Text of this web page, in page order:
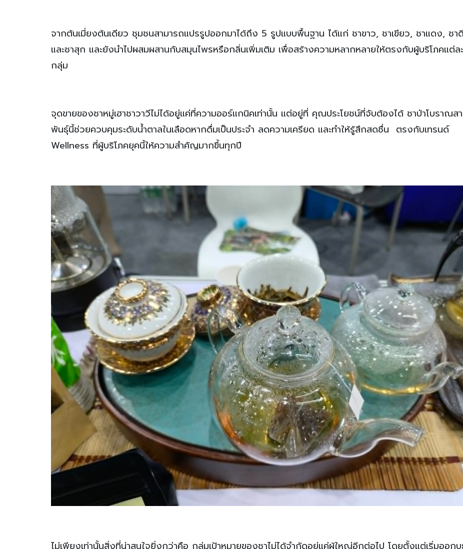
จากต้นเมี่ยงต้นเดียว ชุมชนสามารถแปรรูปออกมาได้ถึง 5 รูปแบบพื้นฐาน ได้แก่ ชาขาว, ชาเขียว, ชาแดง, ชาดิบ
และชาสุก และยังนำไปผสมผสานกับสมุนไพรหรือกลิ่นเพิ่มเติม เพื่อสร้างความหลากหลายให้ตรงกับผู้บริโภคแต่ละ
กลุ่ม
จุดขายของชาหมู่เฮาชาวาวีไม่ได้อยู่แค่ที่ความออร์แกนิคเท่านั้น แต่อยู่ที่ คุณประโยชน์ที่จับต้องได้ ชาป่าโบราณสาย
พันธุ์นี้ช่วยควบคุมระดับน้ำตาลในเลือดหากดื่มเป็นประจำ ลดความเครียด และทำให้รู้สึกสดชื่น ตรงกับเทรนด์
Wellness ที่ผู้บริโภคยุคนี้ให้ความสำคัญมากขึ้นทุกปี